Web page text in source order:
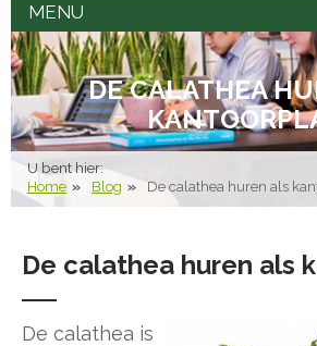
MENU
DE CALATHEA
U bent hier:
Home Blog De calathea huren als
De calathea huren als
De calathea is